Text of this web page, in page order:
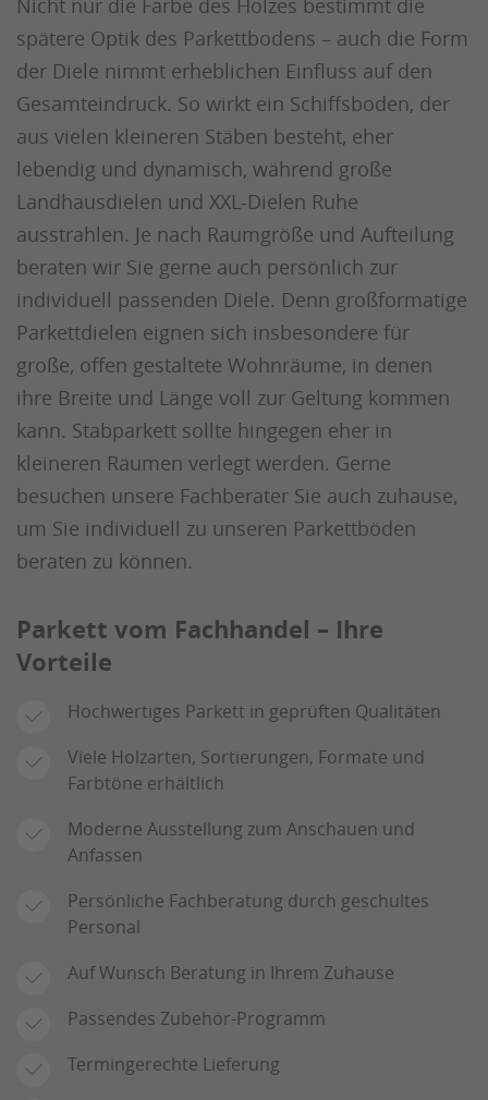
Nicht nur die Farbe des Holzes bestimmt die
spätere Optik des Parkettbodens – auch die Form
der Diele nimmt erheblichen Einfluss auf den
Gesamteindruck. So wirkt ein Schiffsboden, der
aus vielen kleineren Stäben besteht, eher
lebendig und dynamisch, während große
Landhausdielen und XXL-Dielen Ruhe
ausstrahlen. Je nach Raumgröße und Aufteilung
beraten wir Sie gerne auch persönlich zur
individuell passenden Diele. Denn großformatige
Parkettdielen eignen sich insbesondere für
große, offen gestaltete Wohnräume, in denen
ihre Breite und Länge voll zur Geltung kommen
kann. Stabparkett sollte hingegen eher in
kleineren Räumen verlegt werden. Gerne
besuchen unsere Fachberater Sie auch zuhause,
um Sie individuell zu unseren Parkettböden
beraten zu können.
Parkett vom Fachhandel – Ihre
Vorteile
Hochwertiges Parkett in geprüften Qualitäten
Viele Holzarten, Sortierungen, Formate und
Farbtöne erhältlich
Moderne Ausstellung zum Anschauen und
Anfassen
Persönliche Fachberatung durch geschultes
Personal
Auf Wunsch Beratung in Ihrem Zuhause
Passendes Zubehör-Programm
Termingerechte Lieferung